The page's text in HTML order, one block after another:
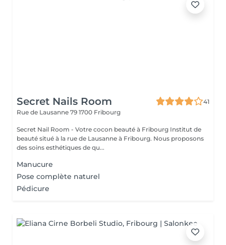
Secret Nails Room
41
Rue de Lausanne 79 1700 Fribourg
Secret Nail Room - Votre cocon beauté à Fribourg Institut de
beauté situé à la rue de Lausanne à Fribourg. Nous proposons
des soins esthétiques de qu...
Manucure
Pose complète naturel
Pédicure